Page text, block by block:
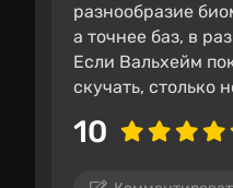
разнообразие
а точнее баз, в
Если Вальхейм
скучать, столько
10